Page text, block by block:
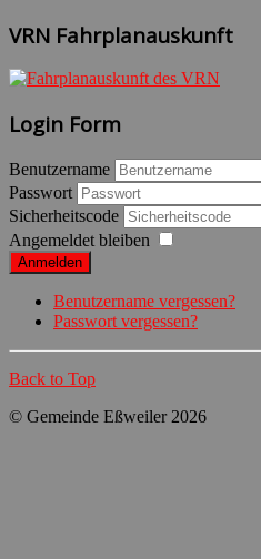
VRN Fahrplanauskunft
Login Form
Benutzername
Passwort
Sicherheitscode
Angemeldet bleiben
Anmelden
Benutzername vergessen?
Passwort vergessen?
Back to Top
© Gemeinde Eßweiler 2026